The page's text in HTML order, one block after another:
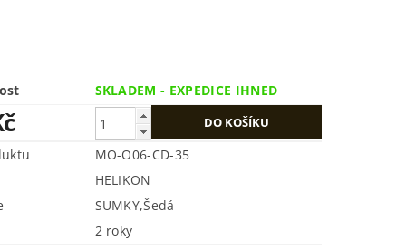
SKLADEM - EXPEDICE IHNED
MO-O06-CD-35
HELIKON
SUMKY,Šedá
2 roky